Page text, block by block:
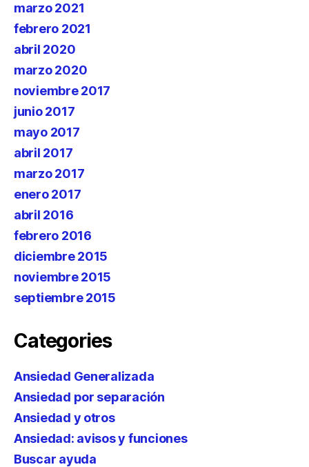
marzo 2021
febrero 2021
abril 2020
marzo 2020
noviembre 2017
junio 2017
mayo 2017
abril 2017
marzo 2017
enero 2017
abril 2016
febrero 2016
diciembre 2015
noviembre 2015
septiembre 2015
Categories
Ansiedad Generalizada
Ansiedad por separación
Ansiedad y otros
Ansiedad: avisos y funciones
Buscar ayuda